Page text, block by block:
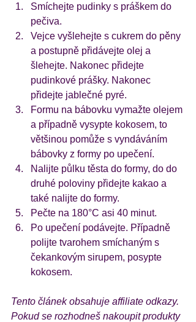
Smíchejte pudinky s práškem do
pečiva.
Vejce vyšlehejte s cukrem do pěny
a postupně přidávejte olej a
šlehejte. Nakonec přidejte
pudinkové prášky. Nakonec
přidejte jablečné pyré.
Formu na bábovku vymažte olejem
a případně vysypte kokosem, to
většinou pomůže s vyndáváním
bábovky z formy po upečení.
Nalijte půlku těsta do formy, do do
druhé poloviny přidejte kakao a
také nalijte do formy.
Pečte na 180°C asi 40 minut.
Po upečení podávejte. Případně
polijte tvarohem smíchaným s
čekankovým sirupem, posypte
kokosem.
Tento článek obsahuje affiliate odkazy.
Pokud se rozhodneš nakoupit produkty